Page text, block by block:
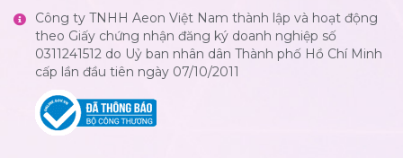
Công ty TNHH Aeon Việt Nam thành lập và hoạt động
theo Giấy chứng nhận đăng ký doanh nghiệp số
0311241512 do Uỷ ban nhân dân Thành phố Hồ Chí Minh
cấp lần đầu tiên ngày 07/10/2011